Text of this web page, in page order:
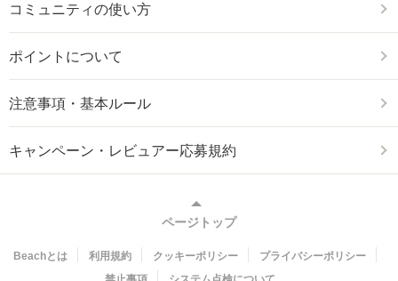
コミュニティの使い方
ポイントについて
注意事項・基本ルール
キャンペーン・レビュアー応募規約
ページトップ
Beachとは 利用規約 クッキーポリシー
プライバシーポリシー